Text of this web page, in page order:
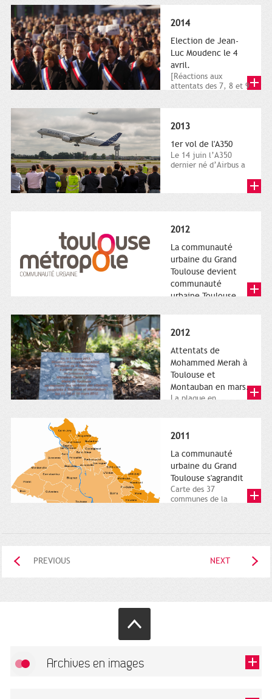
2014
Election de Jean-
Luc Moudenc le 4
avril.
[Réactions aux
attentats des 7, 8 et 9
2013
1er vol de l'A350
Le 14 juin l’A350
dernier né d’Airbus a
2012
La communauté
urbaine du Grand
Toulouse devient
communauté
urbaine Toulouse
Métropole,
représentant l'anneau
de Moëbius.
2012
Attentats de
Mohammed Merah à
Toulouse et
Montauban en mars.
La plaque en
Charles-de-Gaulle.
2011
La communauté
urbaine du Grand
Toulouse s'agrandit
Carte des 37
communes de la
PREVIOUS NEXT
Archives en images